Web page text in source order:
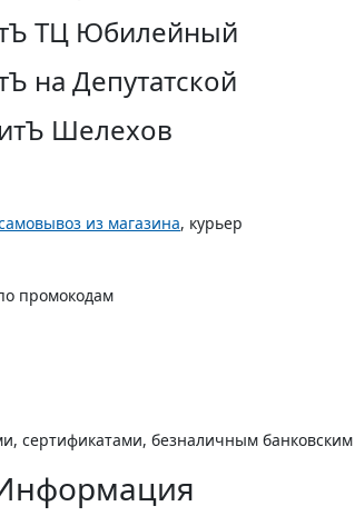
ТЦ Юбилейный
на Депутатской
Шелехов
из магазина, курьер
промокодам
сертификатами, безналичным